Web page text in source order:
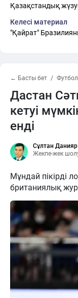
Қазақстандық
Келесі материал
"Қайрат"
← Басты бет Футбол
Дастан
кетуі
енді
Сұлтан Данияр
Жекпе-жек
Мұндай пікірді
британиялық